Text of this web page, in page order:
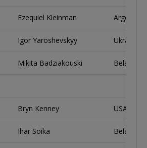
Ezequiel Kleinman Argentina
Igor Yaroshevskyy Ukraine
Mikita Badziakouski Belarus
Bryn Kenney USA
Ihar Soika Belarus